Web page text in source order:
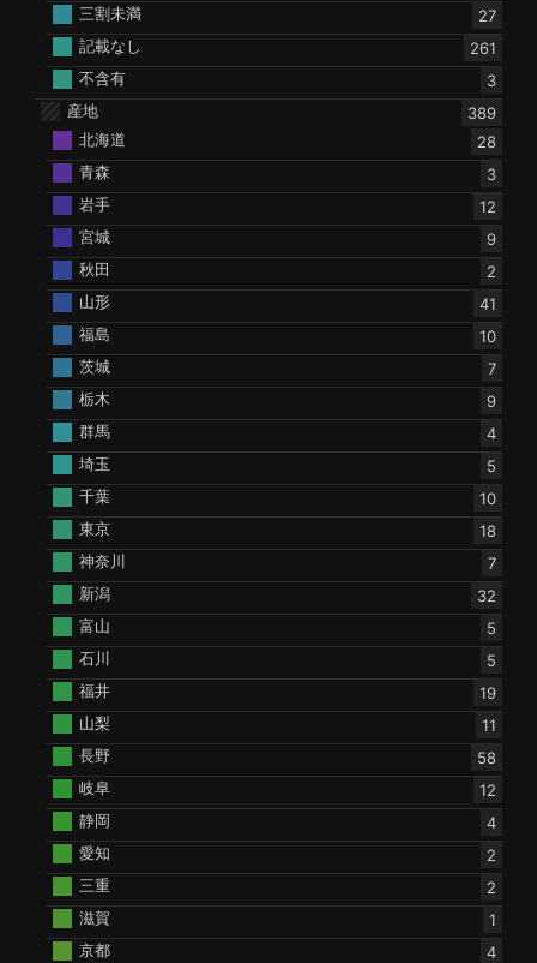
三割未満
27
記載なし
261
不含有
3
産地
389
北海道
28
青森
3
岩手
12
宮城
9
秋田
2
山形
41
福島
10
茨城
7
栃木
9
群馬
4
埼玉
5
千葉
10
東京
18
神奈川
7
新潟
32
富山
5
石川
5
福井
19
山梨
11
長野
58
岐阜
12
静岡
4
愛知
2
三重
2
滋賀
1
京都
4